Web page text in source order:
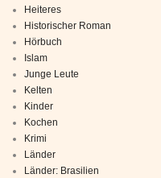
Heiteres
Historischer Roman
Hörbuch
Islam
Junge Leute
Kelten
Kinder
Kochen
Krimi
Länder
Länder: Brasilien